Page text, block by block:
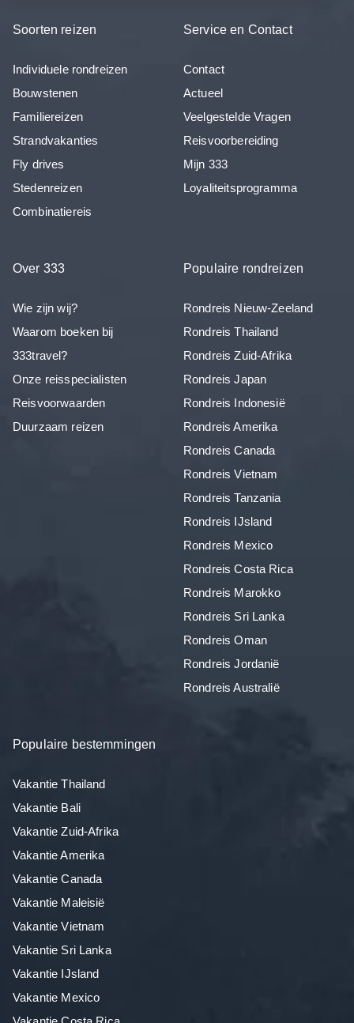
Soorten reizen
Individuele rondreizen
Bouwstenen
Familiereizen
Strandvakanties
Fly drives
Stedenreizen
Combinatiereis
Service en Contact
Contact
Actueel
Veelgestelde Vragen
Reisvoorbereiding
Mijn 333
Loyaliteitsprogramma
Over 333
Wie zijn wij?
Waarom boeken bij
333travel?
Onze reisspecialisten
Reisvoorwaarden
Duurzaam reizen
Populaire rondreizen
Rondreis Nieuw-Zeeland
Rondreis Thailand
Rondreis Zuid-Afrika
Rondreis Japan
Rondreis Indonesië
Rondreis Amerika
Rondreis Canada
Rondreis Vietnam
Rondreis Tanzania
Rondreis IJsland
Rondreis Mexico
Rondreis Costa Rica
Rondreis Marokko
Rondreis Sri Lanka
Rondreis Oman
Rondreis Jordanië
Rondreis Australië
Populaire bestemmingen
Vakantie Thailand
Vakantie Bali
Vakantie Zuid-Afrika
Vakantie Amerika
Vakantie Canada
Vakantie Maleisië
Vakantie Vietnam
Vakantie Sri Lanka
Vakantie IJsland
Vakantie Mexico